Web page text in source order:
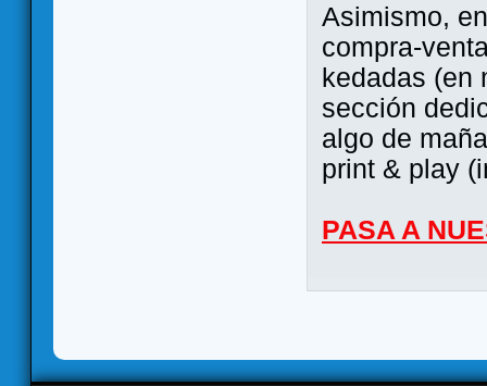
Asimismo,
compra-
kedadas (en
sección
algo de
print & play
PASA A